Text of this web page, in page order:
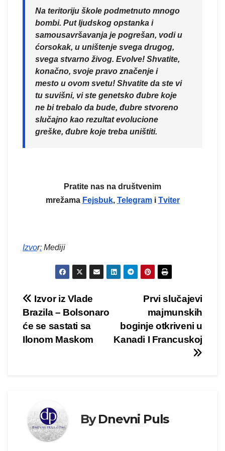
Na teritoriju škole podmetnuto mnogo
bombi. Put ljudskog opstanka i
samousavršavanja je pogrešan, vodi u
ćorsokak, u uništenje svega drugog,
svega stvarno živog. Evolve! Shvatite,
konačno, svoje pravo značenje i
mesto u ovom svetu! Shvatite da ste vi
tu suvišni, vi ste genetsko đubre koje
ne bi trebalo da bude, đubre stvoreno
slučajno kao rezultat evolucione
greške, đubre koje treba uništiti.
Pratite nas na društvenim
mrežama Fejsbuk, Telegrami Tviter
Izvor: Mediji
Kretanje
članka
Prvi slučajevi
majmunskih
boginje otkriveni u
Kanadi I Francuskoj
Izvor iz Vlade
Brazila – Bolsonaro
će se sastati sa
Ilonom Maskom
ByDnevni Puls